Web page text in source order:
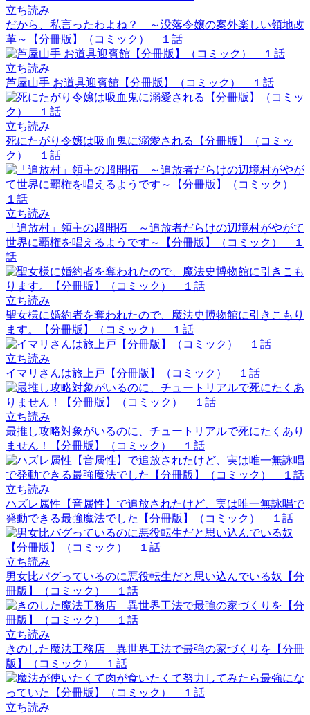
立ち読み
だから、私言ったわよね？ ～没落令嬢の案外楽しい領地改
革～【分冊版】（コミック） １話
立ち読み
芦屋山手 お道具迎賓館【分冊版】（コミック） １話
立ち読み
死にたがり令嬢は吸血鬼に溺愛される【分冊版】（コミッ
ク） １話
立ち読み
「追放村」領主の超開拓 ～追放者だらけの辺境村がやがて
世界に覇権を唱えるようです～【分冊版】（コミック） １
話
立ち読み
聖女様に婚約者を奪われたので、魔法史博物館に引きこもり
ます。【分冊版】（コミック） １話
立ち読み
イマリさんは旅上戸【分冊版】（コミック） １話
立ち読み
最推し攻略対象がいるのに、チュートリアルで死にたくあり
ません！【分冊版】（コミック） １話
立ち読み
ハズレ属性【音属性】で追放されたけど、実は唯一無詠唱で
発動できる最強魔法でした【分冊版】（コミック） １話
立ち読み
男女比バグっているのに悪役転生だと思い込んでいる奴【分
冊版】（コミック） １話
立ち読み
きのした魔法工務店 異世界工法で最強の家づくりを【分冊
版】（コミック） １話
立ち読み